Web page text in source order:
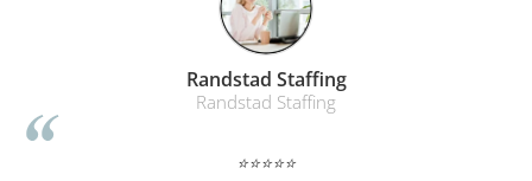
Copii - tricouri si hanorace
Ecrane Interactive
Randstad Staffing
Randstad Staffing
⭐⭐⭐⭐⭐